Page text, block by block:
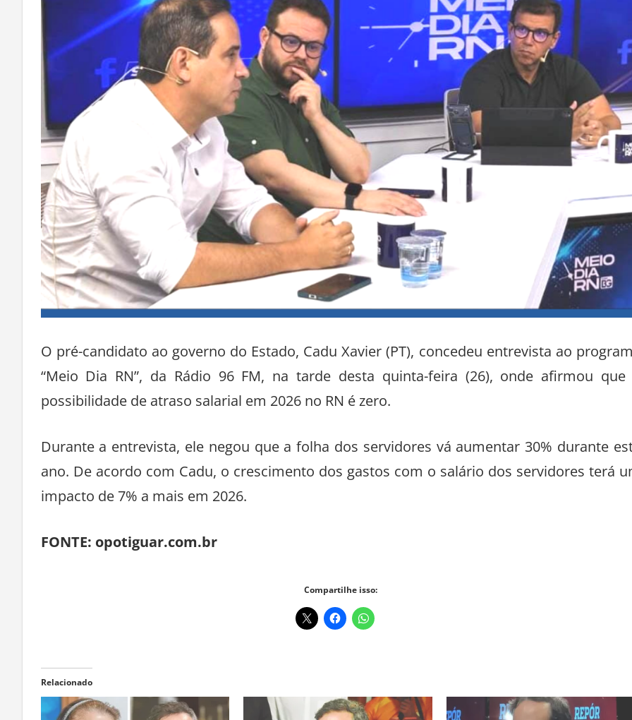
O pré-candidato ao governo do Estado, Cadu Xavier (PT), concedeu entrevista ao
“Meio Dia RN”, da Rádio 96 FM, na tarde desta quinta-feira (26), onde afirmou que
possibilidade de atraso salarial em 2026 no RN é zero.
Durante a entrevista, ele negou que a folha dos servidores vá aumentar 30% durante
ano. De acordo com Cadu, o crescimento dos gastos com o salário dos servidores terá
impacto de 7% a mais em 2026.
FONTE: opotiguar.com.br
Compartilhe isso: